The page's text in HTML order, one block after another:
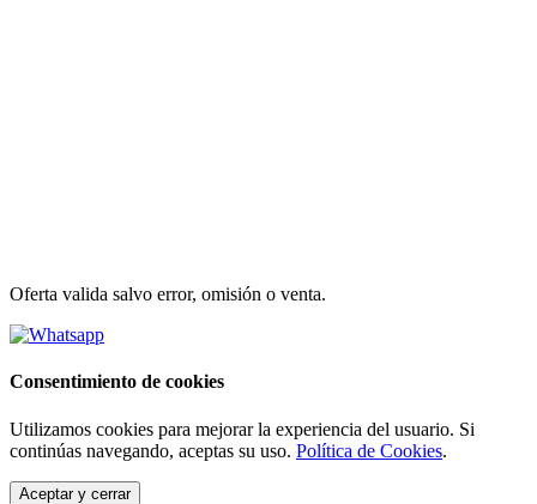
Oferta valida salvo error, omisión o venta.
Consentimiento de cookies
Utilizamos cookies para mejorar la experiencia del usuario. Si
continúas navegando, aceptas su uso. Política de Cookies.
Aceptar y cerrar